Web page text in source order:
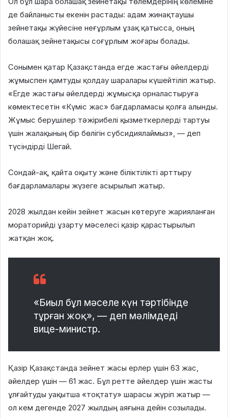
де байланысты екенін растады: адам жинақтаушы
зейнетақы жүйесіне неғұрлым ұзақ қатысса, оның
болашақ зейнетақысы соғұрлым жоғары болады.
Сонымен қатар Қазақстанда егде жастағы әйелдерді
жұмыспен қамтуды қолдау шаралары күшейтіліп жатыр.
«Егде жастағы әйелдерді жұмысқа орналастыруға
көмектесетін «Күміс жас» бағдарламасы қолға алынды.
Жұмыс берушілер тәжірибелі қызметкерлерді тартуы
үшін жалақының бір бөлігін субсидиялаймыз», — деп
түсіндірді Шегай.
Сондай-ақ, қайта оқыту және біліктілікті арттыру
бағдарламалары жүзеге асырылып жатыр.
2028 жылдан кейін зейнет жасын көтеруге жарияланған
мораторийді ұзарту мәселесі қазір қарастырылып
жатқан жоқ.
«Биыл бұл мәселе күн тәртібінде
тұрған жоқ», — деп мәлімдеді
вице-министр.
Қазір Қазақстанда зейнет жасы ерлер үшін 63 жас,
әйелдер үшін — 61 жас. Бұл ретте әйелдер үшін жасты
ұлғайтуды уақытша «тоқтату» шарасы жүріп жатыр —
ол кем дегенде 2027 жылдың аяғына дейін созылады.